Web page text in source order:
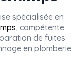
spécialisée en
, compétente
de fuites
en plomberie